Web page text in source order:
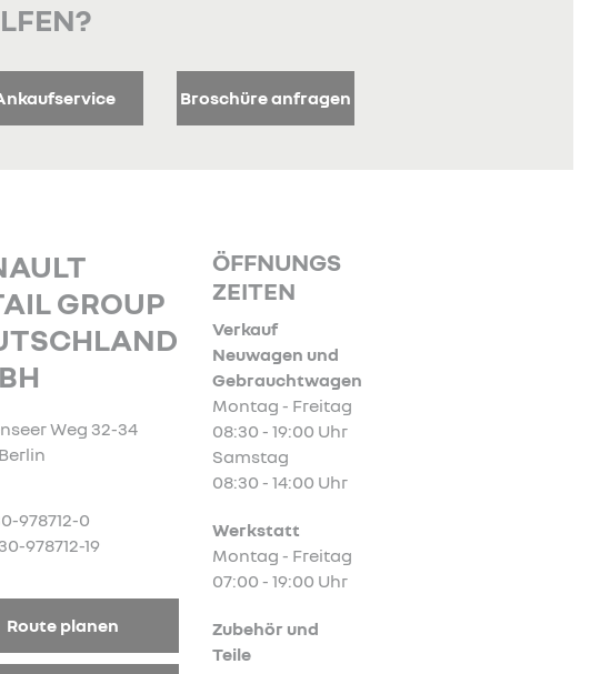
Broschüre anfragen
GROUP
Weg 32-34
978712-0
978712-19
Route planen
ÖFFNUNGS
ZEITEN
Verkauf
Neuwagen und
Gebrauchtwagen
Montag - Freitag
08:30 - 19:00 Uhr
Samstag
08:30 - 14:00 Uhr
Werkstatt
Montag - Freitag
07:00 - 19:00 Uhr
Zubehör und
Teile